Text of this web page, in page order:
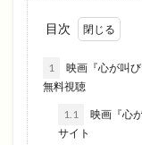
目次
1
映画『心が叫
無料視聴
1.1
映画『心
サイト